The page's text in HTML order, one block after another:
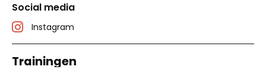
Social media
Instagram
Trainingen